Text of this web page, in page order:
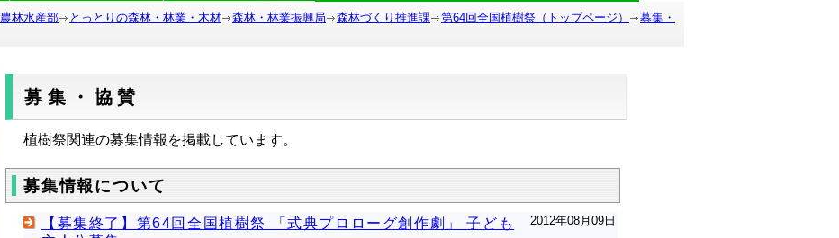
農林水産部 とっとりの森林・林業・木材 森林・林業振興局 森林づくり推進課 第64回全国植樹祭（トップページ）
募集・
募集・協賛
植樹祭関連の募集情報を掲載しています。
募集情報について
2012年08月09日
【募集終了】第64回全国植樹祭 「式典プロローグ創作劇」 子ども